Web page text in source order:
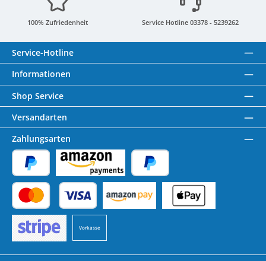
100% Zufriedenheit Service Hotline 03378 - 5239262
Service-Hotline
Informationen
Shop Service
Versandarten
Zahlungsarten
PayPal Amazon Pay Später Bezahlen
Kredit- oder Debitkarte
Vorkasse
Benutzerdefiniertes Bild 1